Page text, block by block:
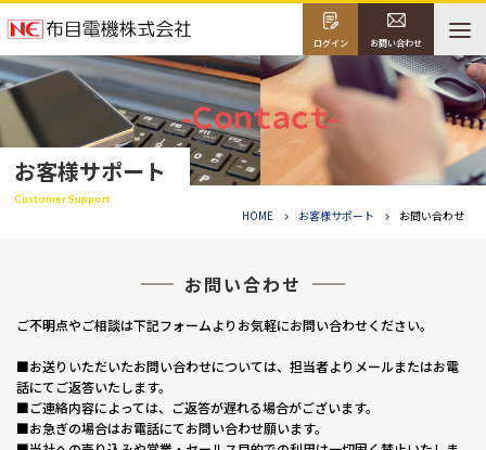
ログイン お問い合わせ
お客様サポート
Customer Support
HOME お客様サポート お問い合わせ
お問い合わせ
ご不明点やご相談は下記フォームよりお気軽にお問い合わせください。
■お送りいただいたお問い合わせについては、担当者よりメールまたはお電
話にてご返答いたします。
■ご連絡内容によっては、ご返答が遅れる場合がございます。
■お急ぎの場合はお電話にてお問い合わせ願います。